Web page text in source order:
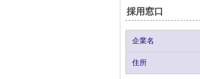
採用窓口
企業名
住所